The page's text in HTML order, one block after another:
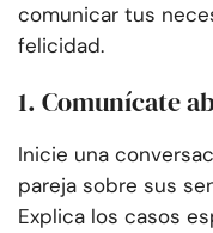
comunicar tus
felicidad.
1. Comunícate
Inicie una
pareja sobre sus
Explica los casos